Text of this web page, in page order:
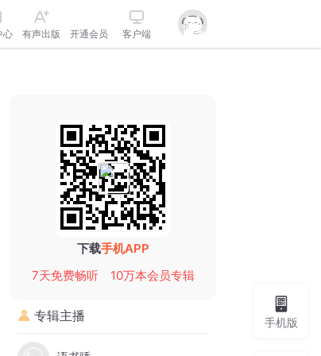
心 有声出版 开通会员 客户端
下载手机APP
7天免费畅听
10万本会员专辑
专辑主播 手机版